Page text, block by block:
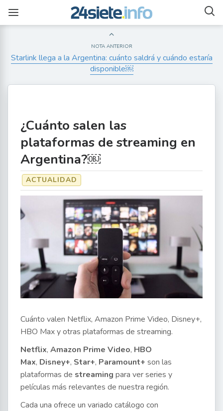
NOTA ANTERIOR
Starlink llega a la Argentina: cuánto saldrá y cuándo estaría
disponible￼
¿Cuánto salen las
plataformas de streaming en
Argentina?￼
ACTUALIDAD
Cuánto valen Netflix, Amazon Prime Video, Disney+,
HBO Max y otras plataformas de streaming.
Netflix, Amazon Prime Video, HBO
Max, Disney+, Star+, Paramount+ son las
plataformas de streaming para ver series y
películas más relevantes de nuestra región.
Cada una ofrece un variado catálogo con